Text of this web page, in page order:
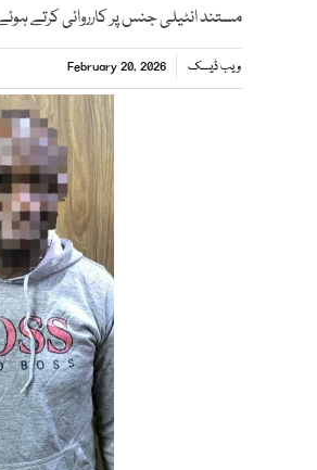
مستند انٹیلی جنس پر کارروائی کرتے
ویب ڈیسک February 20, 2026